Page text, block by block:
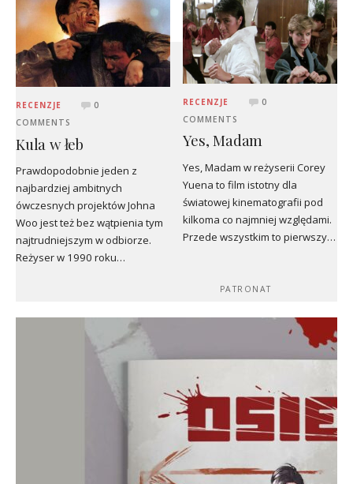
RECENZJE
0
COMMENTS
Kula w łeb
Prawdopodobnie jeden z
najbardziej ambitnych
ówczesnych projektów Johna
Woo jest też bez wątpienia tym
najtrudniejszym w odbiorze.
Reżyser w 1990 roku…
RECENZJE
0
COMMENTS
Yes, Madam
Yes, Madam w reżyserii Corey
Yuena to film istotny dla
światowej kinematografii pod
kilkoma co najmniej względami.
Przede wszystkim to pierwszy…
PATRONAT